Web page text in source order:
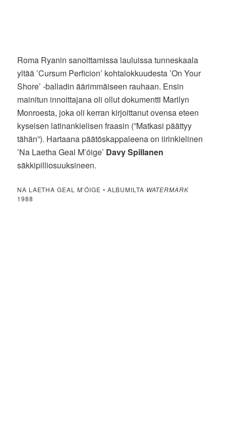
Roma Ryanin sanoittamissa lauluissa tunneskaala
yltää ’Cursum Perficion’ kohtalokkuudesta ’On Your
Shore’ -balladin äärimmäiseen rauhaan. Ensin
mainitun innoittajana oli ollut dokumentti Marilyn
Monroesta, joka oli kerran kirjoittanut ovensa eteen
kyseisen latinankielisen fraasin (”Matkasi päättyy
tähän”). Hartaana päätöskappaleena on iirinkielinen
’Na Laetha Geal M’óige’ Davy Spillanen
säkkipilliosuuksineen.
NA LAETHA GEAL M’ÓIGE • ALBUMILTA WATERMARK
1988